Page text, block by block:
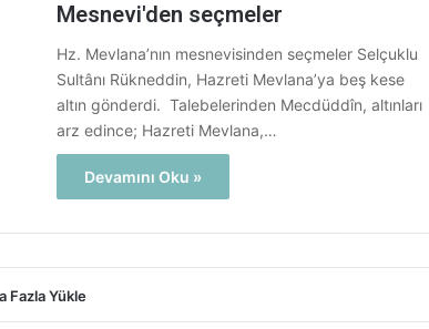
Mesnevi'den seçmeler
Hz. Mevlana’nın mesnevisinden seçmeler Selçuklu
Sultânı Rükneddin, Hazreti Mevlana’ya beş kese
altın gönderdi. Talebelerinden Mecdüddîn, altınları
arz edince; Hazreti Mevlana,…
Devamını Oku »
Fazla Yükle